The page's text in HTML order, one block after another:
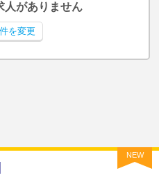
人がありません
を変更
NEW